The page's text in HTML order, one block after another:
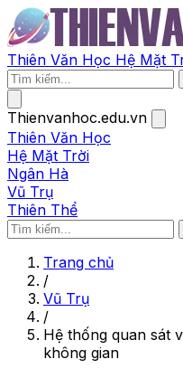
Thiên Văn Học Hệ Mặt
Thienvanhoc.edu.vn
Thiên Văn Học
Hệ Mặt Trời
Ngân Hà
Vũ Trụ
Thiên Thể
Trang chủ
/
Vũ Trụ
/
Hệ thống quan sát
không gian